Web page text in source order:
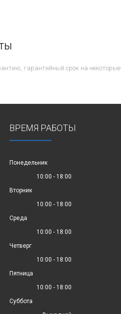
гарантийный срок на некоторые
ВРЕМЯ РАБОТЫ
Понедельник
10:00 - 18:00
Вторник
10:00 - 18:00
Среда
10:00 - 18:00
Четверг
10:00 - 18:00
Пятница
10:00 - 18:00
Суббота